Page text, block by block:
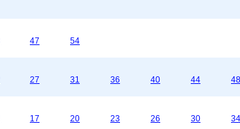
47 54
27 31 36 40 44 48
17 20 23 26 30 34